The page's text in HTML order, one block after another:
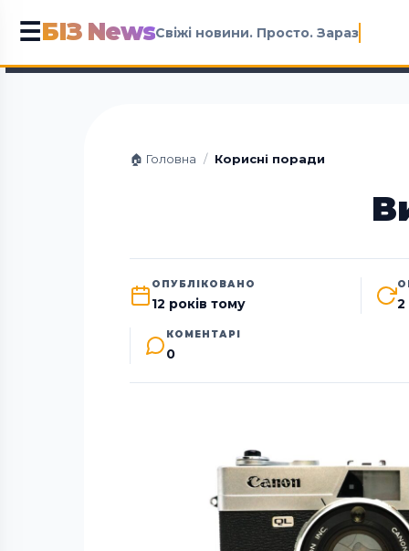
☰БІЗ NewsСвіжі новини. Просто. Зараз
🏠 Головна / Корисні поради
ОПУБЛІКОВАНО
12 років тому 2
КОМЕНТАРІ
0